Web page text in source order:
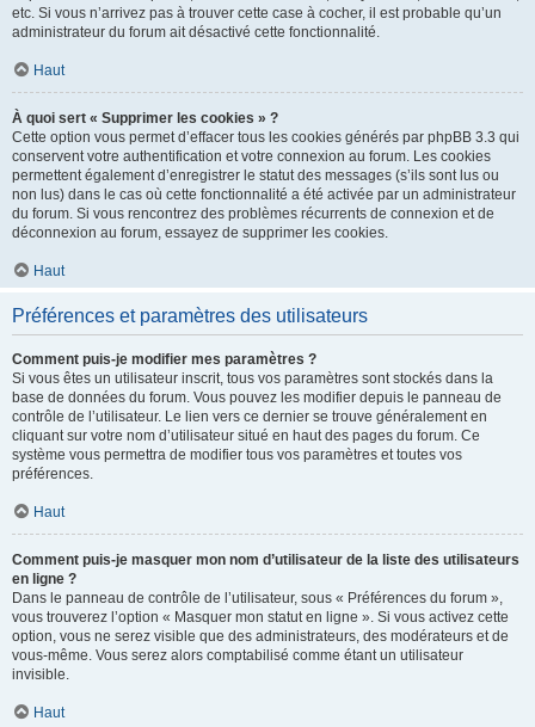
etc. Si vous n’arrivez pas à trouver cette case à cocher, il est probable qu’un
administrateur du forum ait désactivé cette fonctionnalité.
Haut
À quoi sert « Supprimer les cookies » ?
Cette option vous permet d’effacer tous les cookies générés par phpBB 3.3 qui
conservent votre authentification et votre connexion au forum. Les cookies
permettent également d’enregistrer le statut des messages (s’ils sont lus ou
non lus) dans le cas où cette fonctionnalité a été activée par un administrateur
du forum. Si vous rencontrez des problèmes récurrents de connexion et de
déconnexion au forum, essayez de supprimer les cookies.
Haut
Préférences et paramètres des utilisateurs
Comment puis-je modifier mes paramètres ?
Si vous êtes un utilisateur inscrit, tous vos paramètres sont stockés dans la
base de données du forum. Vous pouvez les modifier depuis le panneau de
contrôle de l’utilisateur. Le lien vers ce dernier se trouve généralement en
cliquant sur votre nom d’utilisateur situé en haut des pages du forum. Ce
système vous permettra de modifier tous vos paramètres et toutes vos
préférences.
Haut
Comment puis-je masquer mon nom d’utilisateur de la liste des utilisateurs
en ligne ?
Dans le panneau de contrôle de l’utilisateur, sous « Préférences du forum »,
vous trouverez l’option « Masquer mon statut en ligne ». Si vous activez cette
option, vous ne serez visible que des administrateurs, des modérateurs et de
vous-même. Vous serez alors comptabilisé comme étant un utilisateur
invisible.
Haut